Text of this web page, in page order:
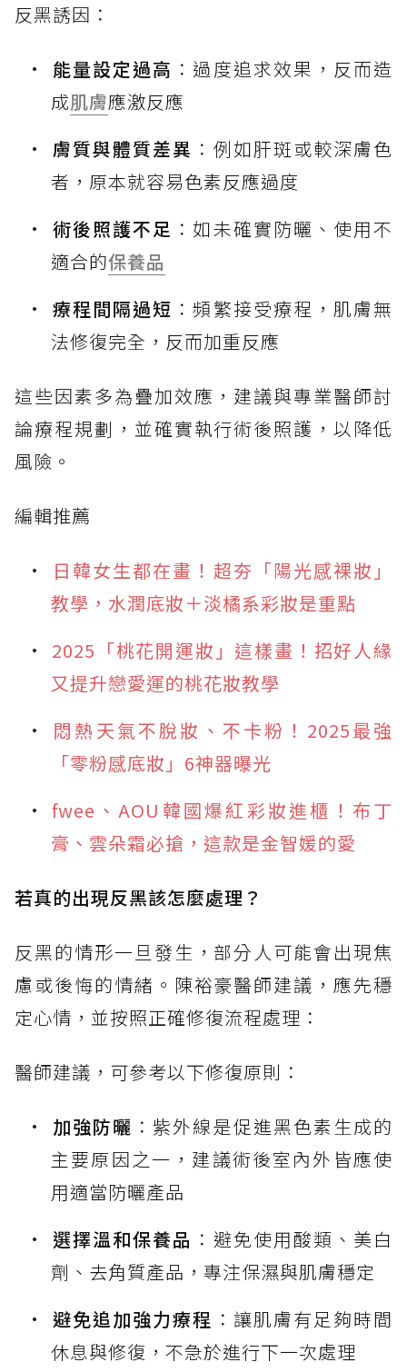
反黑誘因：
能量設定過高 ：過度追求效果，反而造
成肌膚應激反應
膚質與體質差異 ：例如肝斑或較深膚色
者，原本就容易色素反應過度
術後照護不足 ：如未確實防曬、使用不
適合的保養品
療程間隔過短 ：頻繁接受療程，肌膚無
法修復完全，反而加重反應
這些因素多為疊加效應，建議與專業醫師討
論療程規劃，並確實執行術後照護，以降低
風險。
編輯推薦
日韓女生都在畫！超夯「陽光感裸妝」
教學，水潤底妝＋淡橘系彩妝是重點
2025「桃花開運妝」這樣畫！招好人緣
又提升戀愛運的桃花妝教學
悶熱天氣不脫妝、不卡粉！2025最強
「零粉感底妝」6神器曝光
fwee、AOU韓國爆紅彩妝進櫃！布丁
膏、雲朵霜必搶，這款是金智媛的愛
若真的出現反黑該怎麼處理？
反黑的情形一旦發生，部分人可能會出現焦
慮或後悔的情緒。陳裕豪醫師建議，應先穩
定心情，並按照正確修復流程處理：
醫師建議，可參考以下修復原則：
加強防曬 ：紫外線是促進黑色素生成的
主要原因之一，建議術後室內外皆應使
用適當防曬產品
選擇溫和保養品 ：避免使用酸類、美白
劑、去角質產品，專注保濕與肌膚穩定
避免追加強力療程 ：讓肌膚有足夠時間
休息與修復，不急於進行下一次處理